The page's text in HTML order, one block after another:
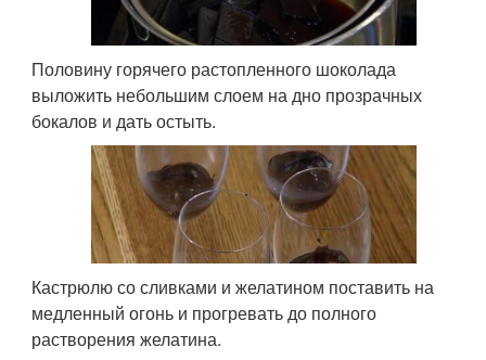
Половину горячего растопленного шоколада
выложить небольшим слоем на дно прозрачных
бокалов и дать остыть.
Кастрюлю со сливками и желатином поставить на
медленный огонь и прогревать до полного
растворения желатина.